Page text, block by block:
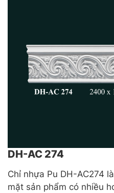
DH-AC 274
Chỉ nhựa Pu DH-AC274
mặt sản phẩm có nhiều